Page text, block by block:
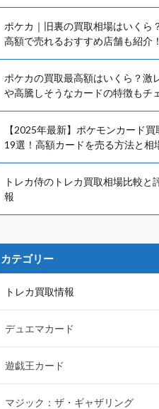
ポケカ｜旧裏の買取相場はいくら
高額で売れるおすすめ店舗も紹介！
ポケカの買取最高額はいくら？激
や高騰しそうなカードの特徴もチ
【2025年最新】ポケモンカード
19選！高額カードを売る方法と相
トレカ侍のトレカ買取相場比較と
報
カテゴリー
トレカ買取情報
デュエマカード
遊戯王カード
マジック：ザ・ギャザリング